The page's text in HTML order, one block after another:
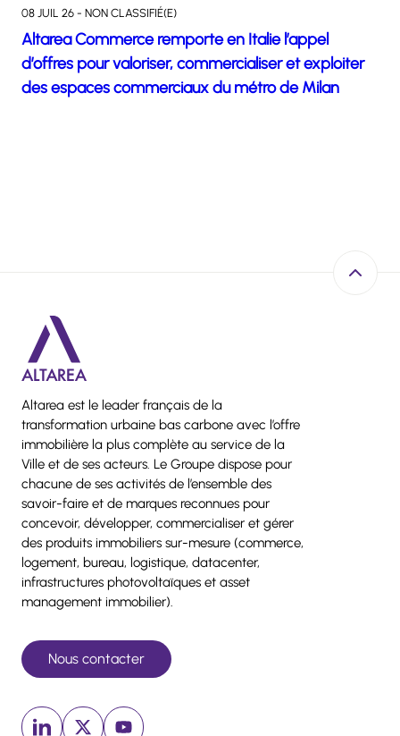
08 JUIL 26 - NON CLASSIFIÉ(E)
Altarea Commerce remporte en Italie l’appel
d’offres pour valoriser, commercialiser et exploiter
des espaces commerciaux du métro de Milan
Altarea est le leader français de la
transformation urbaine bas carbone avec l’offre
immobilière la plus complète au service de la
Ville et de ses acteurs. Le Groupe dispose pour
chacune de ses activités de l’ensemble des
savoir-faire et de marques reconnues pour
concevoir, développer, commercialiser et gérer
des produits immobiliers sur-mesure (commerce,
logement, bureau, logistique, datacenter,
infrastructures photovoltaïques et asset
management immobilier).
Nous contacter
Linkedin (nouvelle fenêtre)
x (nouvelle fenêtre)
Youtube (nouvelle fenêtre)
Retour